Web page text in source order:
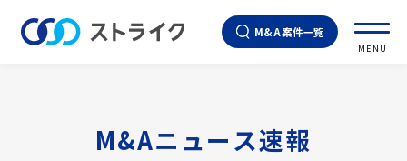
M&A案件一覧
MENU
M&Aニュース速報